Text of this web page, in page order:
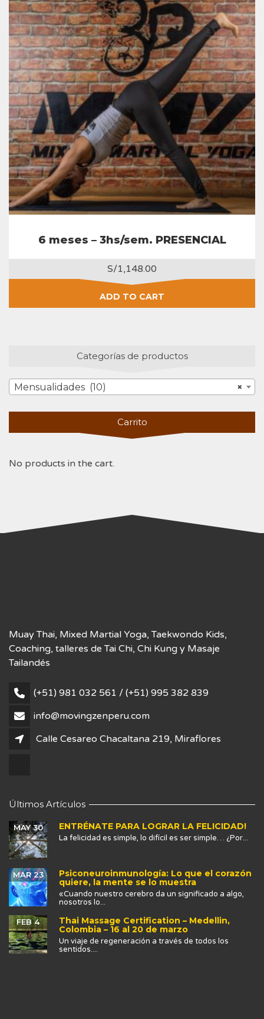
6 meses – 3hs/sem. PRESENCIAL
S/1,148.00
ADD TO CART
Categorías de productos
×
Mensualidades (10)
Carrito
No products in the cart.
Muay Thai, Mixed Martial Yoga, Taekwondo Kids,
Coaching, talleres de Tai Chi, Chi Kung y Masaje
Tailandés
(+51) 981 032 561 / (+51) 995 382 839
info@movingzenperu.com
Calle Cesareo Chacaltana 219, Miraflores
Últimos Artículos
ENTRÉNATE PARA LOGRAR LA FELICIDAD!
MAY 30
La felicidad es simple, lo difícil es ser simple… ¿Por...
Psiconeuroinmunología: Lo que el corazón
quiere, la mente se lo muestra
MAR 23
«Cuando nuestro cerebro da un significado a algo,
nosotros lo...
Thai Massage Certification – Medellin,
Colombia – 16 al 20 de marzo
FEB 4
Un viaje de regeneración a través de todos los
sentidos....